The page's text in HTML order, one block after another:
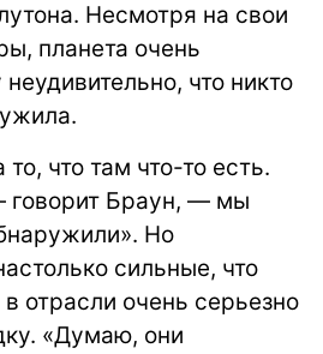
Несмотря на свои
планета очень
что никто
что там что-то есть.
Браун, — мы
Но
сильные, что
отрасли очень серьезно
«Думаю, они